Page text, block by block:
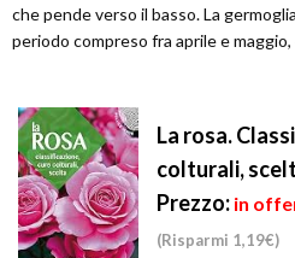
che pende verso il basso. La
periodo compreso fra aprile e
La rosa.
colturali,
Prezzo: in
(Risparmi 1,19€)